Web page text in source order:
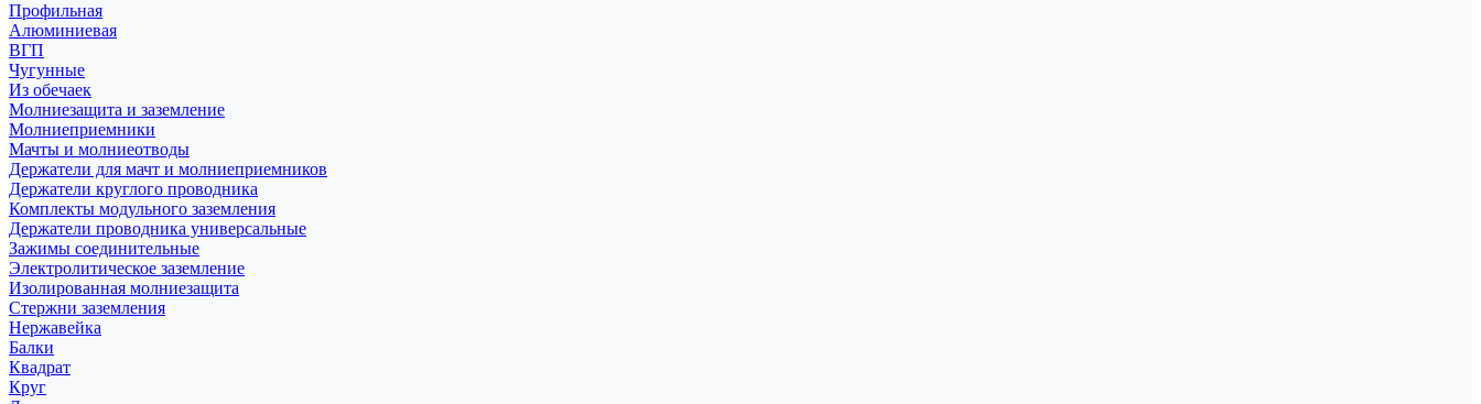
Профильная
Алюминиевая
ВГП
Чугунные
Из обечаек
Молниезащита и заземление
Молниеприемники
Мачты и молниеотводы
Держатели для мачт и молниеприемников
Держатели круглого проводника
Комплекты модульного заземления
Держатели проводника универсальные
Зажимы соединительные
Электролитическое заземление
Изолированная молниезащита
Стержни заземления
Нержавейка
Балки
Квадрат
Круг